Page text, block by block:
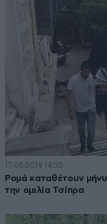
17·05·2019 14:30
Ρομά καταθέτουν
την ομιλία Τσίπρα